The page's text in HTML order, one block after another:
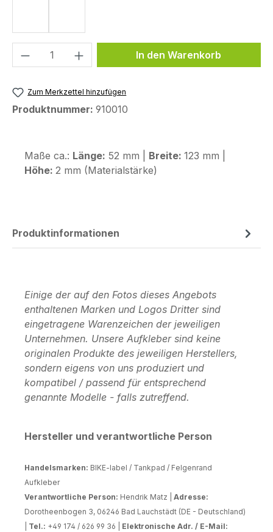
Produkt Anzahl: Gib denIn den Warenkorb
Zum Merkzettel hinzufügen
Produktnummer: 910010
Maße ca.: Länge: 52 mm | Breite: 123 mm |
Höhe: 2 mm (Materialstärke)
Produktinformationen
Einige der auf den Fotos dieses Angebots
enthaltenen Marken und Logos Dritter sind
eingetragene Warenzeichen der jeweiligen
Unternehmen. Unsere Aufkleber sind keine
originalen Produkte des jeweiligen Herstellers,
sondern eigens von uns produziert und
kompatibel / passend für entsprechend
genannte Modelle - falls zutreffend.
Hersteller und verantwortliche Person
Handelsmarken: BIKE-label / Tankpad / Felgenrand
Aufkleber
Verantwortliche Person: Hendrik Matz | Adresse:
Dorotheenbogen 3, 06246 Bad Lauchstädt (DE - Deutschland)
Tel.: +49 174 / 626 99 36 | Elektronische Adr. / E-Mail: